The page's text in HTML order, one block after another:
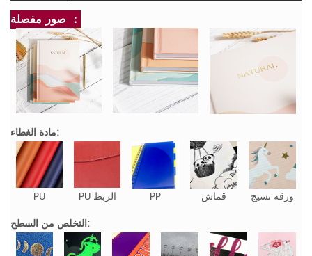
صور مفصلة ：
مادة الغطاء:
PU PU الربط PP قماش
ورقة نسيج
التخلص من السطح: